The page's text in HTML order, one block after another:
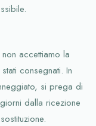
accettiamo la
consegnati. In
si prega di
dalla ricezione